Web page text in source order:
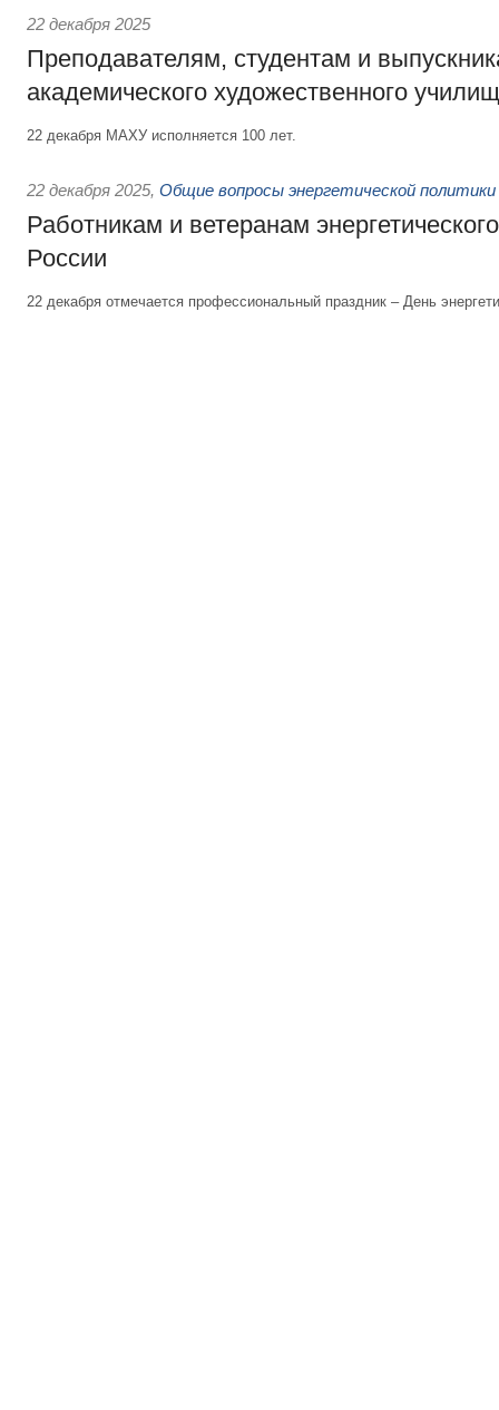
22 декабря 2025
Преподавателям, студентам и
академического художественного
22 декабря МАХУ исполняется 100 лет.
22 декабря 2025, Общие вопросы энергетической политики
Работникам и ветеранам
России
22 декабря отмечается профессиональный праздник – День